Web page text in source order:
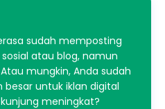
sudah memposting
atau blog, namun
mungkin, Anda sudah
untuk iklan digital
meningkat?